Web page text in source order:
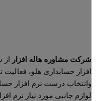
شرکت مشاوره هاله افزار
افزار حسابداری هلو،
وانتخاب درست نرم افزار
لوازم جانبی مورد نیاز نرم